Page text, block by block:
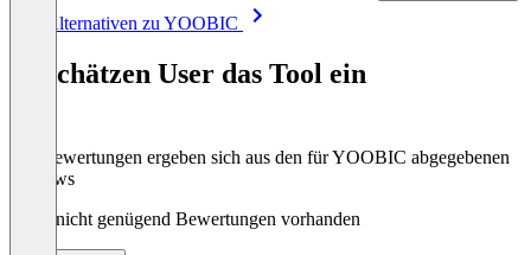
Alle Alternativen zu YOOBIC
So schätzen User das Tool ein
Die Bewertungen ergeben sich aus den für YOOBIC abgegebenen
Reviews
Noch nicht genügend Bewertungen vorhanden